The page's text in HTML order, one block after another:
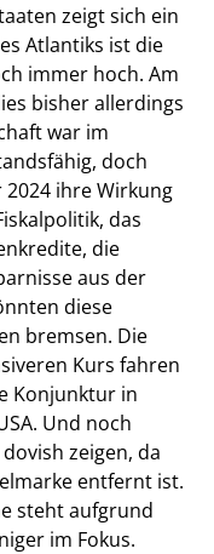
zeigt sich ein
Atlantiks ist die
immer hoch. Am
bisher allerdings
war im
doch
ihre Wirkung
das
die
aus der
diese
bremsen. Die
Kurs fahren
Konjunktur in
Und noch
zeigen, da
entfernt ist.
steht aufgrund
im Fokus.